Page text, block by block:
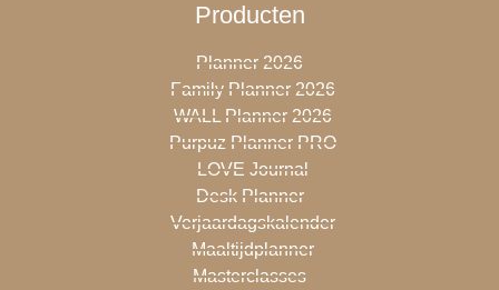
Producten
Planner 2026
Family Planner 2026
WALL Planner 2026
Purpuz Planner PRO
LOVE Journal
Desk Planner
Verjaardagskalender
Maaltijdplanner
Masterclasses